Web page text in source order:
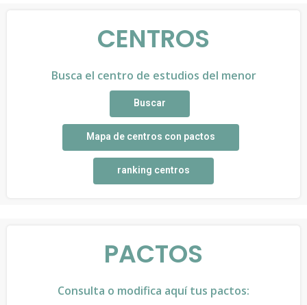
CENTROS
Busca el centro de estudios del menor
Buscar
Mapa de centros con pactos
ranking centros
PACTOS
Consulta o modifica aquí tus pactos: